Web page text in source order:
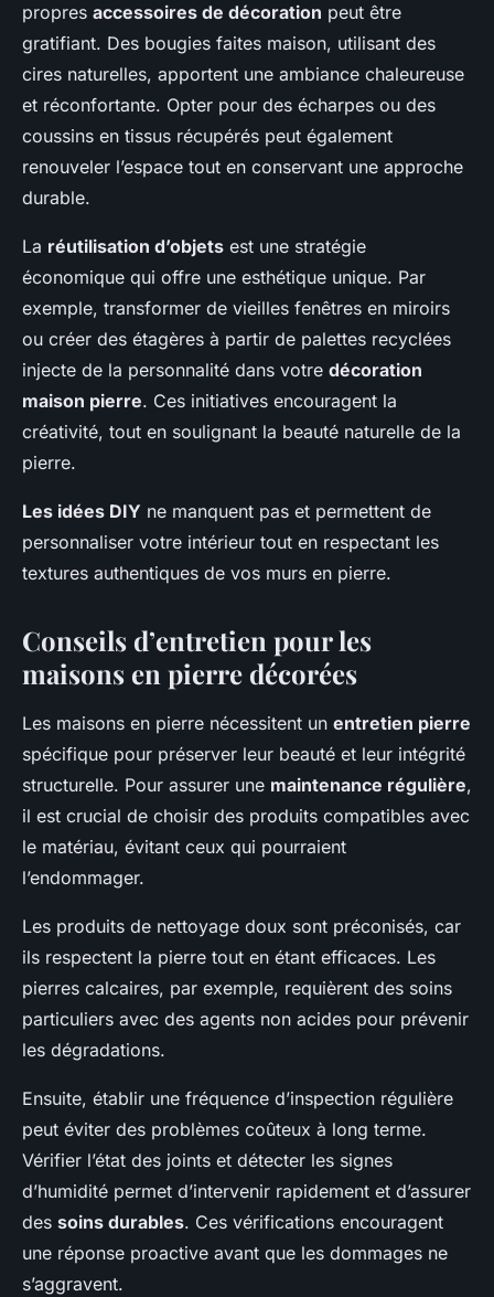
propres accessoires de décoration peut être
gratifiant. Des bougies faites maison, utilisant des
cires naturelles, apportent une ambiance chaleureuse
et réconfortante. Opter pour des écharpes ou des
coussins en tissus récupérés peut également
renouveler l’espace tout en conservant une approche
durable.
La réutilisation d’objets est une stratégie
économique qui offre une esthétique unique. Par
exemple, transformer de vieilles fenêtres en miroirs
ou créer des étagères à partir de palettes recyclées
injecte de la personnalité dans votre décoration
maison pierre. Ces initiatives encouragent la
créativité, tout en soulignant la beauté naturelle de la
pierre.
Les idées DIY ne manquent pas et permettent de
personnaliser votre intérieur tout en respectant les
textures authentiques de vos murs en pierre.
Conseils d’entretien pour les
maisons en pierre décorées
Les maisons en pierre nécessitent un entretien pierre
spécifique pour préserver leur beauté et leur intégrité
structurelle. Pour assurer une maintenance régulière,
il est crucial de choisir des produits compatibles avec
le matériau, évitant ceux qui pourraient
l’endommager.
Les produits de nettoyage doux sont préconisés, car
ils respectent la pierre tout en étant efficaces. Les
pierres calcaires, par exemple, requièrent des soins
particuliers avec des agents non acides pour prévenir
les dégradations.
Ensuite, établir une fréquence d’inspection régulière
peut éviter des problèmes coûteux à long terme.
Vérifier l’état des joints et détecter les signes
d’humidité permet d’intervenir rapidement et d’assurer
des soins durables. Ces vérifications encouragent
une réponse proactive avant que les dommages ne
s’aggravent.